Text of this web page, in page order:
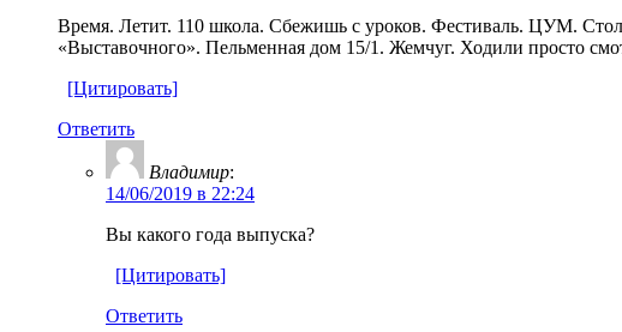
Время. Летит. 110 школа. Сбежишь с уроков. Фестиваль. ЦУМ.
«Выставочного». Пельменная дом 15/1. Жемчуг. Ходили просто
[Цитировать]
Ответить
Владимир:
14/06/2019 в 22:24
Вы какого года выпуска?
[Цитировать]
Ответить